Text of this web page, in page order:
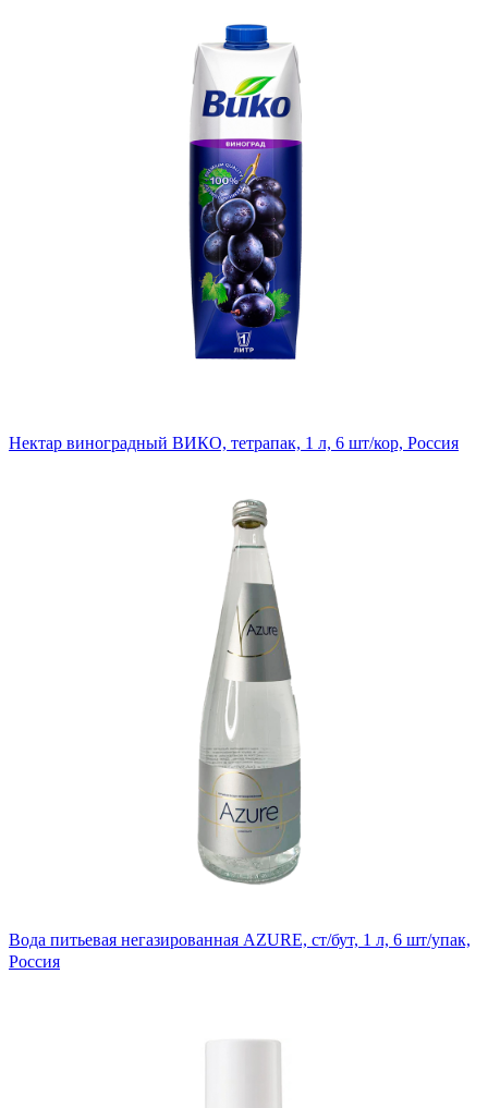
Нектар виноградный ВИКО, тетрапак, 1 л, 6 шт/кор, Россия
Вода питьевая негазированная AZURE, ст/бут, 1 л, 6 шт/упак,
Россия